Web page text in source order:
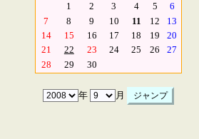
1
2 3 4 5
6
7
8 9 10 11 12
13
14
15 16 17 18 19
20
21
22 23 24 25 26
27
28
29 30
年 月